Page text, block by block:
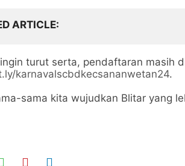
ARTICLE
turut serta, pendaftaran masih
karnavalscbdkecsananwetan24.
sama kita wujudkan Blitar yang